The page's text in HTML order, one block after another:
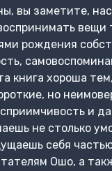
вы заметите,
рождения
книга хороша
но
и
не столько
себя
Ошо, а